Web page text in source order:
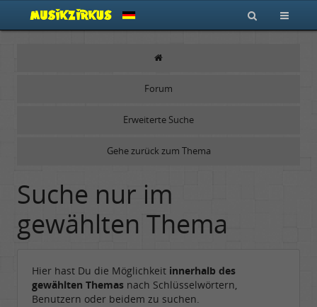
Forum
Erweiterte Suche
Gehe zurück zum Thema
Suche nur im
gewählten Thema
Hier hast Du die Möglichkeit innerhalb des
gewählten Themas nach Schlüsselwörtern,
Benutzern oder beidem zu suchen.